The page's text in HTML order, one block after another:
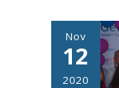
Nov
12
2020